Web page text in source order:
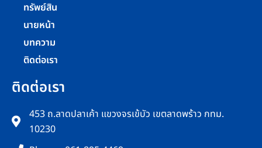
ทรัพย์สิน
นายหน้า
บทความ
ติดต่อเรา
ติดต่อเรา
453 ถ.ลาดปลาเค้า แขวงจรเข้บัว เขตลาดพร้าว กทม.
10230